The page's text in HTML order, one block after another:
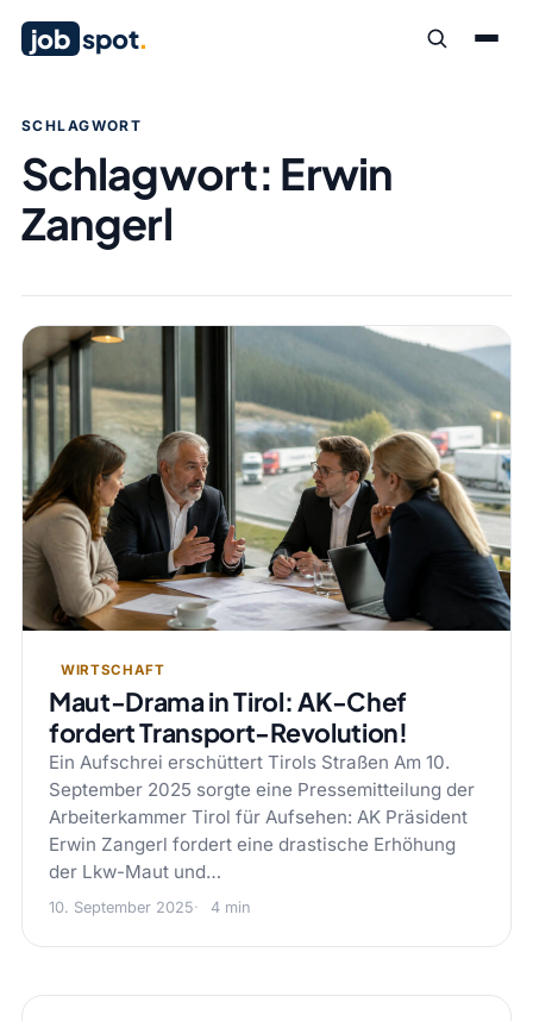
job spot.
SCHLAGWORT
Schlagwort: Erwin
Zangerl
WIRTSCHAFT
Maut-Drama in Tirol: AK-Chef
fordert Transport-Revolution!
Ein Aufschrei erschüttert Tirols Straßen Am 10.
September 2025 sorgte eine Pressemitteilung der
Arbeiterkammer Tirol für Aufsehen: AK Präsident
Erwin Zangerl fordert eine drastische Erhöhung
der Lkw-Maut und…
10. September 2025 4 min